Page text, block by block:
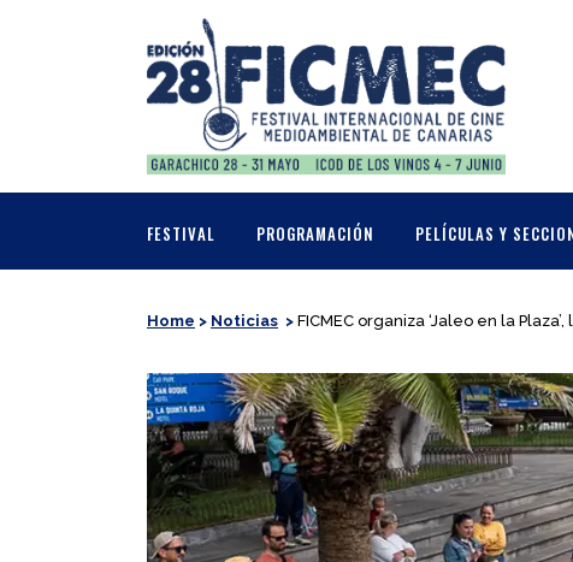
FESTIVAL PROGRAMACIÓN PELÍCULAS Y
Home > Noticias > FICMEC organiza ‘Jaleo en la